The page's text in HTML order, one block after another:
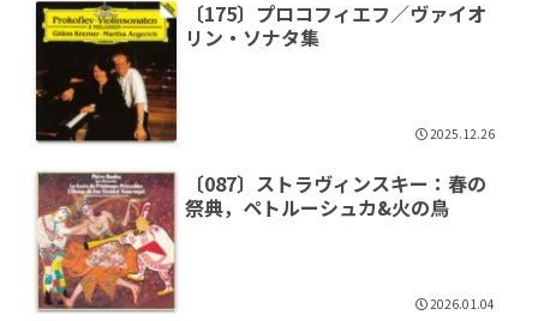
〔175〕プロコフィエフ／ヴァイオ
リン・ソナタ集
2025.12.26
〔087〕ストラヴィンスキー：春の
祭典，ペトルーシュカ&火の鳥
2026.01.04